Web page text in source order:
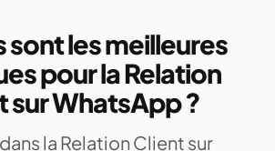
sont les meilleures
pour la Relation
sur WhatsApp ?
la Relation Client sur